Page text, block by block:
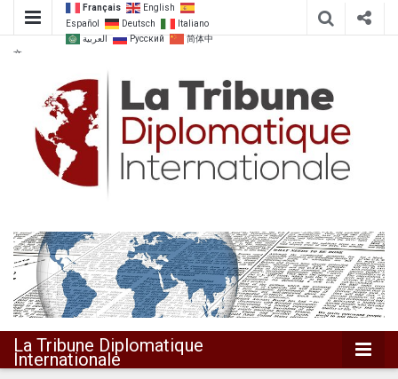
Français
English
Español
Deutsch
Italiano
العربية
Русский
简体中
文
La Tribune
Diplomatique
Internationale
La Tribune Diplomatique
Internationale